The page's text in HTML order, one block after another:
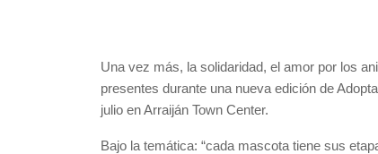
Una vez más, la solidaridad, el amor por los
presentes durante una nueva edición de
julio en Arraiján Town Center.
Bajo la temática: “cada mascota tiene sus